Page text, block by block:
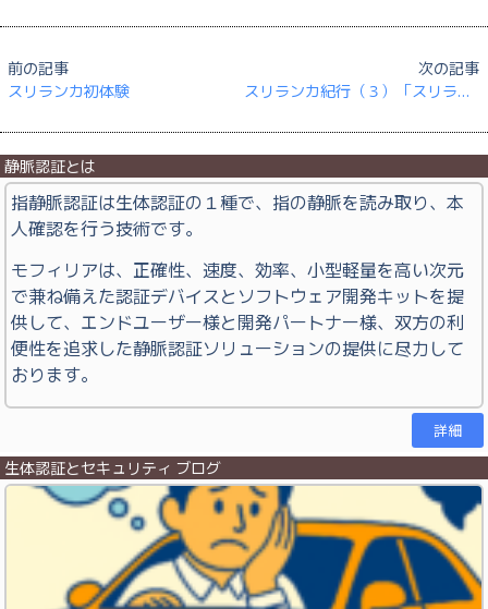
前の記事
スリランカ初体験
次の記事
スリランカ紀行（３）「スリランカ気質と交通事情」
静脈認証とは
指静脈認証は生体認証の１種で、指の静脈を読み取り、本
人確認を行う技術です。
モフィリアは、正確性、速度、効率、小型軽量を高い次元
で兼ね備えた認証デバイスとソフトウェア開発キットを提
供して、エンドユーザー様と開発パートナー様、双方の利
便性を追求した静脈認証ソリューションの提供に尽力して
おります。
詳細
生体認証とセキュリティ ブログ